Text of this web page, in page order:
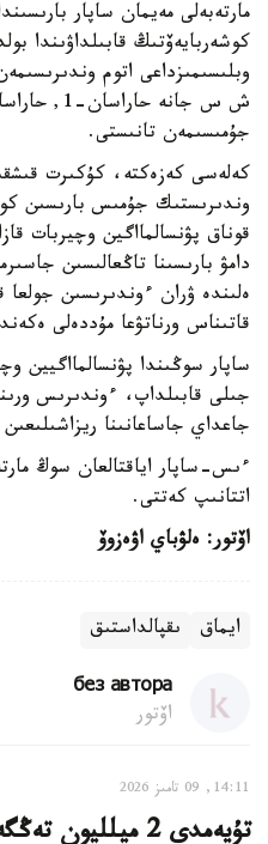
مارتەبەلى مەيمان ساپار
كوشەربايەۆتىڭ قابىلداۋىندا
جۇمىسىمەن تانىستى.
كەلەسى كەزەكتە، كۇكىرت
وندىرىستىك جۇمىس بارىسىن
قوناق پۋنسالمااگين وچيربات
دامۋ بارىسىنا تاڭعالىسىن
ەلىندە ۋران ءوندىرىسىن جولعا
قاتىناس ورناتۋعا مۇددەلى
ساپار سوڭىندا پۋنسالمااگيين
جىلى قابىلداپ، ءوندىرىس
جاعداي جاساعانىنا
ءىس-ساپار اياقتالعان سوڭ
اتتانىپ كەتتى.
اۆتور: ەلۋباي اۋەزوۆ
ايماق ىقپالداستىق
без автора
اۆتور
14:11, 09 تامىز 2026
تۇيەمدى 2